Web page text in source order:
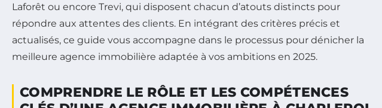
Laforêt ou encore Trevi, qui disposent chacun d’atouts distincts pour
répondre aux attentes des clients. En intégrant des critères précis et
actualisés, ce guide vous accompagne dans le processus pour dénicher la
meilleure agence immobilière adaptée à vos ambitions en 2025.
COMPRENDRE LE RÔLE ET LES COMPÉTENCES